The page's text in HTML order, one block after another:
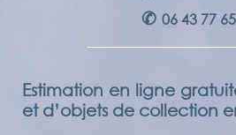
✆ 06 43 77
Estimation en ligne
et d’objets de collection